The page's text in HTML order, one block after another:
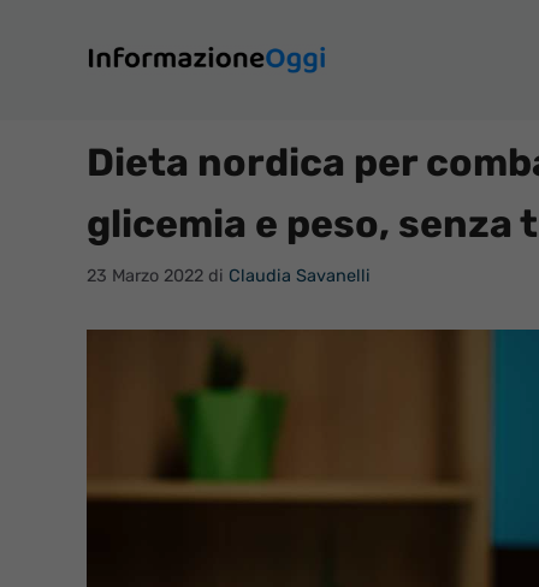
contenuto
Dieta nordica per
glicemia e peso,
23 Marzo 2022 di Claudia Savanelli